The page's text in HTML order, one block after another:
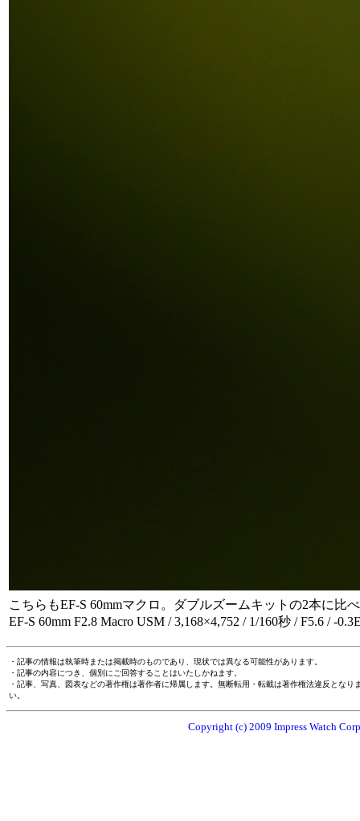
こちらもEF-S 60mmマクロ。ダブルズームキットの2本に比
EF-S 60mm F2.8 Macro USM / 3,168×4,752 / 1/160秒 / F5.6 / -
・記事の情報は執筆時または掲載時のものであり、現状では異なる可能性があります。
・記事の内容につき、個別にご回答することはいたしかねます。
・記事、写真、図表などの著作権は著作者に帰属します。無断転用・転載は著作権法違反とな
い。
Copyright (c) 2009 Impress Watch